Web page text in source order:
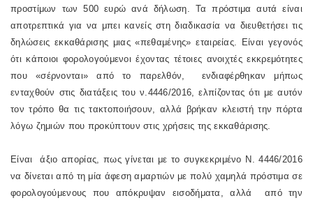
προστίμων των 500 ευρώ ανά δήλωση. Τα πρόστιμα αυτά είναι
αποτρεπτικά για να μπει κανείς στη διαδικασία να διευθετήσει τις
δηλώσεις εκκαθάρισης μιας «πεθαμένης» εταιρείας. Είναι γεγονός
ότι κάποιοι φορολογούμενοι έχοντας τέτοιες ανοιχτές εκκρεμότητες
που «σέρνονται» από το παρελθόν,
ενδιαφέρθηκαν μήπως
ενταχθούν στις διατάξεις του ν.4446/2016, ελπίζοντας ότι με αυτόν
τον τρόπο θα τις τακτοποιήσουν, αλλά βρήκαν κλειστή την πόρτα
λόγω ζημιών που προκύπτουν στις χρήσεις της εκκαθάρισης.
Είναι
άξιο απορίας, πως γίνεται με το συγκεκριμένο Ν. 4446/2016
να δίνεται από τη μία άφεση αμαρτιών με πολύ χαμηλά πρόστιμα σε
φορολογούμενους που απόκρυψαν εισοδήματα, αλλά
από την